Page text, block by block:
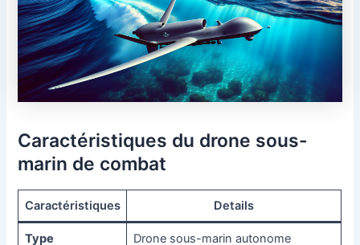
Caractéristiques du drone sous-
marin de combat
Caractéristiques Details
Type Drone sous-marin autonome